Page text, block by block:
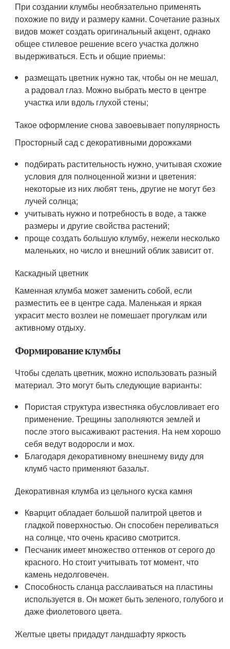
При создании клумбы необязательно применять
похожие по виду и размеру камни. Сочетание разных
видов может создать оригинальный акцент, однако
общее стилевое решение всего участка должно
выдерживаться. Есть и общие приемы:
размещать цветник нужно так, чтобы он не мешал,
а радовал глаз. Можно выбрать место в центре
участка или вдоль глухой стены;
Такое оформление снова завоевывает популярность
Просторный сад с декоративными дорожками
подбирать растительность нужно, учитывая схожие
условия для полноценной жизни и цветения:
некоторые из них любят тень, другие не могут без
лучей солнца;
учитывать нужно и потребность в воде, а также
размеры и другие свойства растений;
проще создать большую клумбу, нежели несколько
маленьких, но число и внешний облик зависит от.
Каскадный цветник
Каменная клумба может заменить собой, если
разместить ее в центре сада. Маленькая и яркая
украсит место возлеи не помешает прогулкам или
активному отдыху.
Формирование клумбы
Чтобы сделать цветник, можно использовать разный
материал. Это могут быть следующие варианты:
Пористая структура известняка обусловливает его
применение. Трещины заполняются землей и
после этого высаживают растения. На нем хорошо
себя ведут водоросли и мох.
Благодаря декоративному внешнему виду для
клумб часто применяют базальт.
Декоративная клумба из цельного куска камня
Кварцит обладает большой палитрой цветов и
гладкой поверхностью. Он способен переливаться
на солнце, что очень красиво смотрится.
Песчаник имеет множество оттенков от серого до
красного. Но стоит учитывать тот момент, что
камень недолговечен.
Способность сланца расслаиваться на пластины
используется в. Он может быть зеленого, голубого и
даже фиолетового цвета.
Желтые цветы придадут ландшафту яркость